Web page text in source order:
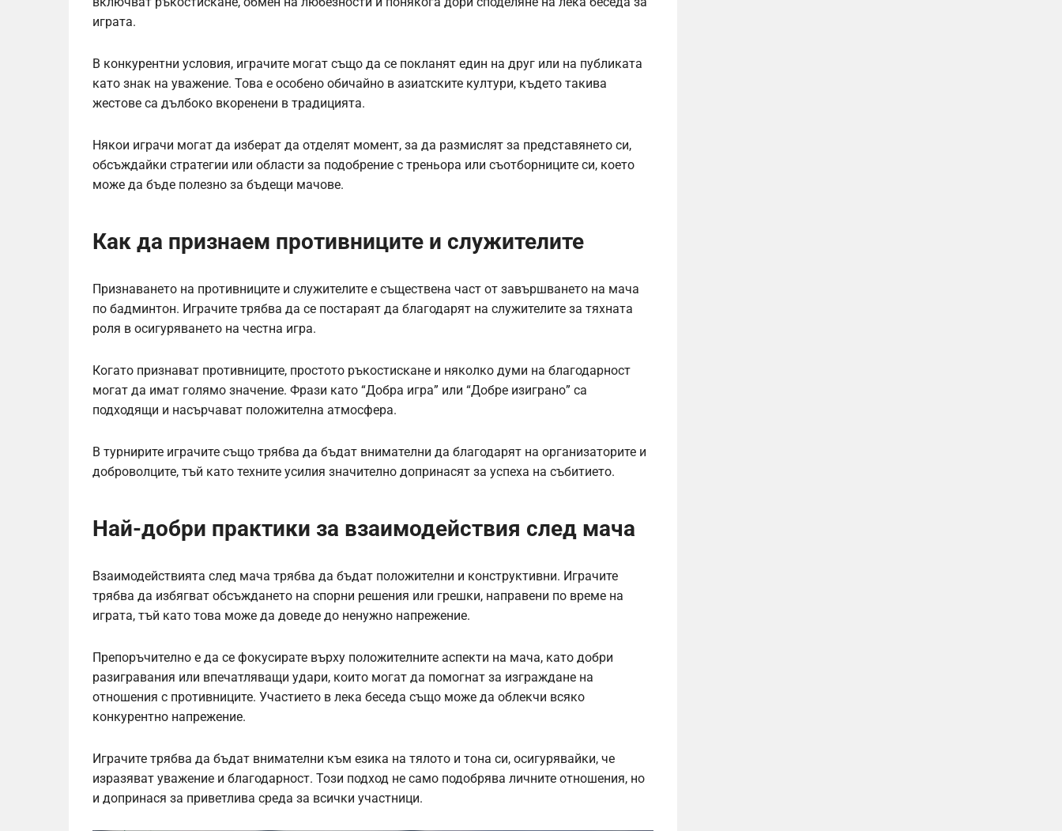
играта.
В конкурентни условия, играчите могат също да се покланят един на друг или на публиката
като знак на уважение. Това е особено обичайно в азиатските култури, където такива
жестове са дълбоко вкоренени в традицията.
Някои играчи могат да изберат да отделят момент, за да размислят за представянето си,
обсъждайки стратегии или области за подобрение с треньора или съотборниците си, което
може да бъде полезно за бъдещи мачове.
Как да признаем противниците и служителите
Признаването на противниците и служителите е съществена част от завършването на мача
по бадминтон. Играчите трябва да се постараят да благодарят на служителите за тяхната
роля в осигуряването на честна игра.
Когато признават противниците, простото ръкостискане и няколко думи на благодарност
могат да имат голямо значение. Фрази като “Добра игра” или “Добре изиграно” са
подходящи и насърчават положителна атмосфера.
В турнирите играчите също трябва да бъдат внимателни да благодарят на организаторите и
доброволците, тъй като техните усилия значително допринасят за успеха на събитието.
Най-добри практики за взаимодействия след мача
Взаимодействията след мача трябва да бъдат положителни и конструктивни. Играчите
трябва да избягват обсъждането на спорни решения или грешки, направени по време на
играта, тъй като това може да доведе до ненужно напрежение.
Препоръчително е да се фокусирате върху положителните аспекти на мача, като добри
разигравания или впечатляващи удари, които могат да помогнат за изграждане на
отношения с противниците. Участието в лека беседа също може да облекчи всяко
конкурентно напрежение.
Играчите трябва да бъдат внимателни към езика на тялото и тона си, осигурявайки, че
изразяват уважение и благодарност. Този подход не само подобрява личните отношения, но
и допринася за приветлива среда за всички участници.